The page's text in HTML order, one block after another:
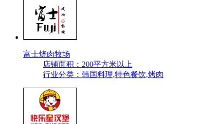
富士烧肉牧场
店铺面积：200平方米以上
行业分类：韩国料理,特色餐饮,烤肉